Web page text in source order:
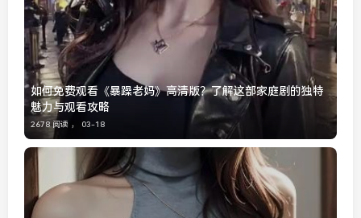
如何免费观看《暴躁老妈》高清版？了解这部家庭剧的独特
魅力与观看攻略
2678 阅读 ， 03-18